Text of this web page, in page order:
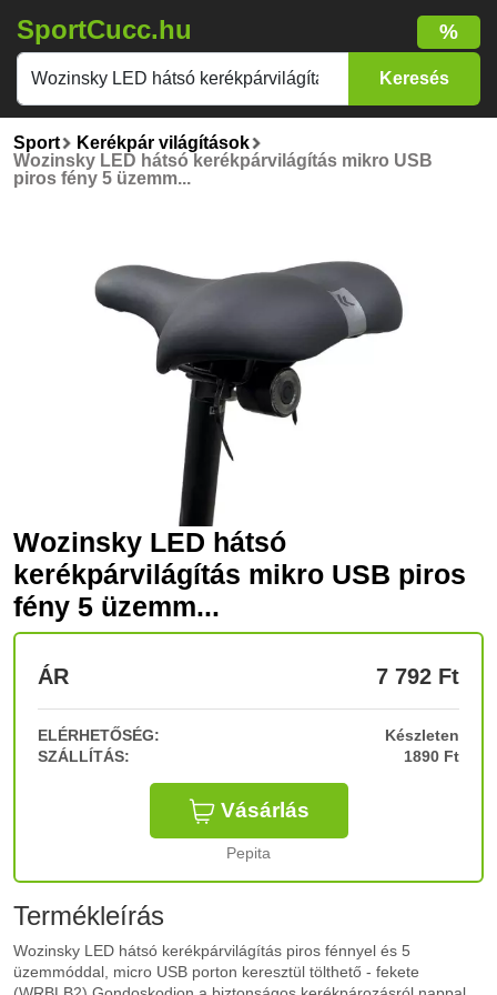
SportCucc.hu %
Sport
Kerékpár világítások
Wozinsky LED hátsó kerékpárvilágítás mikro USB
piros fény 5 üzemm...
Wozinsky LED hátsó
kerékpárvilágítás mikro USB piros
fény 5 üzemm...
ÁR 7 792 Ft
ELÉRHETŐSÉG:
Készleten
SZÁLLÍTÁS:
1890 Ft
Vásárlás
Pepita
Termékleírás
Wozinsky LED hátsó kerékpárvilágítás piros fénnyel és 5
üzemmóddal, micro USB porton keresztül tölthető - fekete